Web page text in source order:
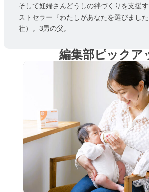
そして妊婦さんどうしの絆づくりを支援
ストセラー『わたしがあなたを選びまし
社）。3男の父。
編集部ピックア